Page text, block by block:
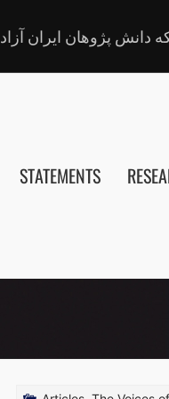
دانش پژوهان ایران آزاد
STATEMENTS